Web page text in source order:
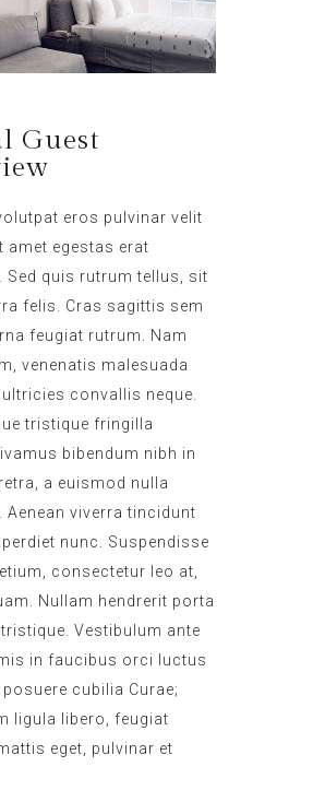
Guest
eros pulvinar velit
amet egestas erat
Sed quis rutrum tellus, sit
felis. Cras sagittis sem
feugiat rutrum. Nam
venenatis malesuada
convallis neque.
tristique fringilla
bibendum nibh in
a euismod nulla
Aenean viverra tincidunt
nunc. Suspendisse
consectetur leo at,
Nullam hendrerit porta
Vestibulum ante
in faucibus orci luctus
cubilia Curae;
ligula libero, feugiat
eget, pulvinar et